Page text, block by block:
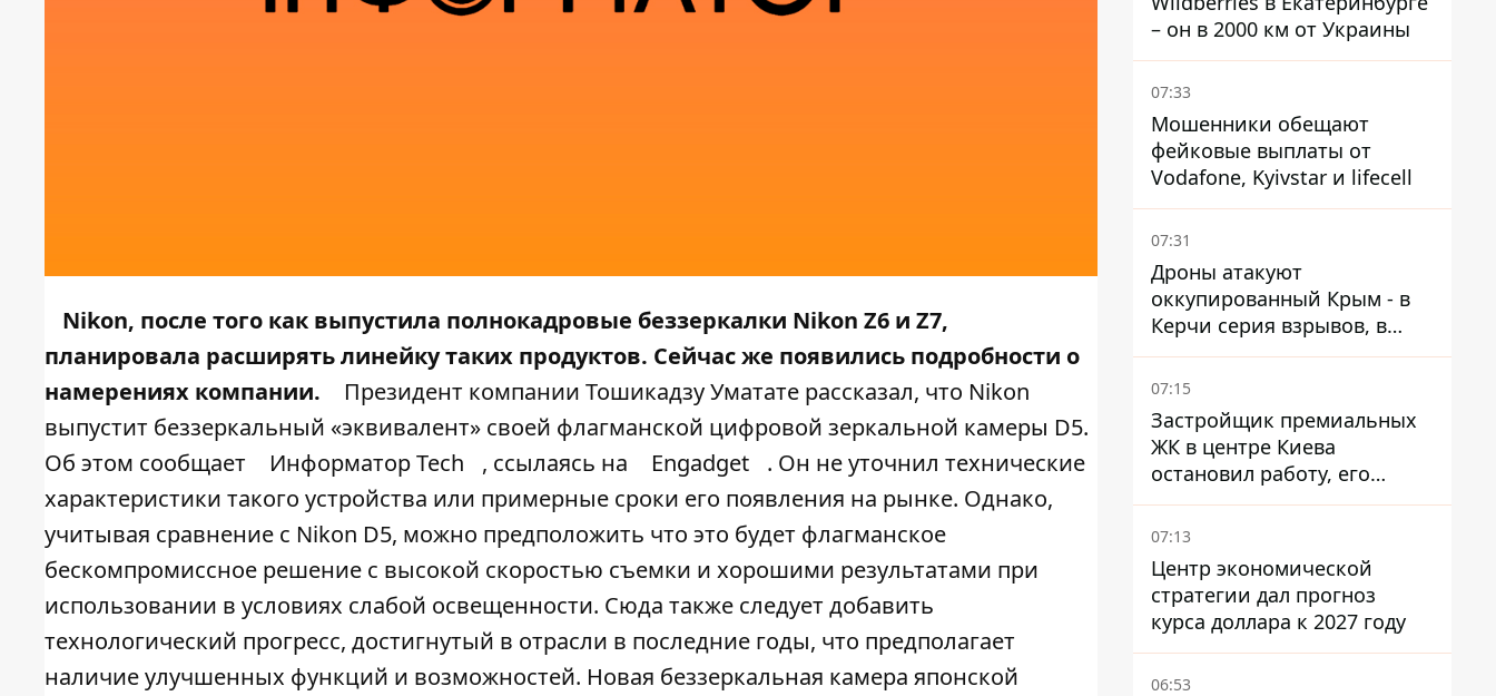
Nikon, после того как выпустила полнокадровые беззеркалки Nikon Z6 и Z7,
планировала расширять линейку таких продуктов. Сейчас же появились подробности о
намерениях компании.
Президент компании Тошикадзу Уматате рассказал, что Nikon
выпустит беззеркальный «эквивалент» своей флагманской цифровой зеркальной камеры D5.
Об этом сообщает
Информатор Tech , ссылаясь на Engadget
. Он не уточнил технические
характеристики такого устройства или примерные сроки его появления на рынке. Однако,
учитывая сравнение с Nikon D5, можно предположить что это будет флагманское
бескомпромиссное решение с высокой скоростью съемки и хорошими результатами при
использовании в условиях слабой освещенности. Сюда также следует добавить
технологический прогресс, достигнутый в отрасли в последние годы, что предполагает
наличие улучшенных функций и возможностей. Новая беззеркальная камера японской
– он в 2000 км от Украины
07:33
Мошенники обещают
фейковые выплаты от
Vodafone, Kyivstar и lifecell
07:31
Дроны атакуют
оккупированный Крым - в
Керчи серия взрывов, в
Феодосии пожар
07:15
Застройщик премиальных
ЖК в центре Киева
остановил работу, его
руководители сбежали из
Украины - Bihus.info
07:13
Центр экономической
стратегии дал прогноз
курса доллара к 2027 году
06:53